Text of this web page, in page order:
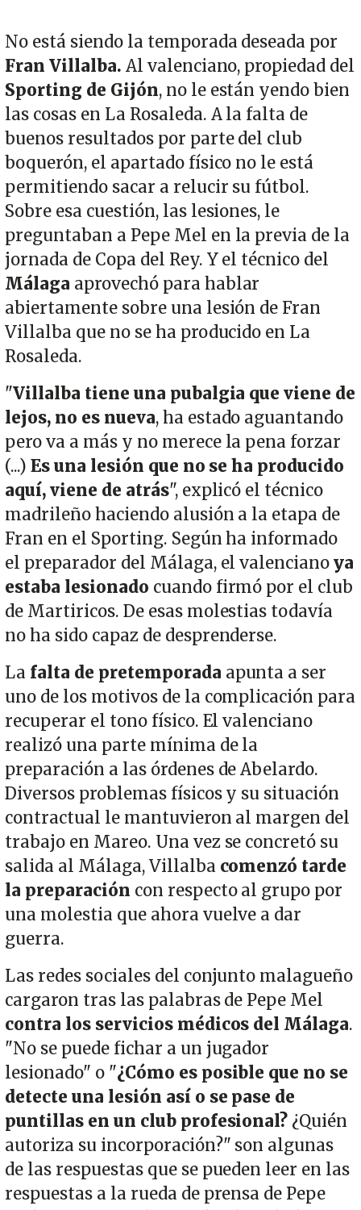
No está siendo la temporada deseada por
Fran Villalba. Al valenciano, propiedad del
Sporting de Gijón, no le están yendo bien
las cosas en La Rosaleda. A la falta de
buenos resultados por parte del club
boquerón, el apartado físico no le está
permitiendo sacar a relucir su fútbol.
Sobre esa cuestión, las lesiones, le
preguntaban a Pepe Mel en la previa de la
jornada de Copa del Rey. Y el técnico del
Málaga aprovechó para hablar
abiertamente sobre una lesión de Fran
Villalba que no se ha producido en La
Rosaleda.
"Villalba tiene una pubalgia que viene de
lejos, no es nueva, ha estado aguantando
pero va a más y no merece la pena forzar
(...) Es una lesión que no se ha producido
aquí, viene de atrás", explicó el técnico
madrileño haciendo alusión a la etapa de
Fran en el Sporting. Según ha informado
el preparador del Málaga, el valencianoya
estaba lesionado cuando firmó por el club
de Martiricos. De esas molestias todavía
no ha sido capaz de desprenderse.
La falta de pretemporada apunta a ser
uno de los motivos de la complicación para
recuperar el tono físico. El valenciano
realizó una parte mínima de la
preparación a las órdenes de Abelardo.
Diversos problemas físicos y su situación
contractual le mantuvieron al margen del
trabajo en Mareo. Una vez se concretó su
salida al Málaga, Villalba comenzó tarde
la preparación con respecto al grupo por
una molestia que ahora vuelve a dar
guerra.
Las redes sociales del conjunto malagueño
cargaron tras las palabras de Pepe Mel
contra los servicios médicos del Málaga.
"No se puede fichar a un jugador
lesionado" o "¿Cómo es posible que no se
detecte una lesión así o se pase de
puntillas en un club profesional? ¿Quién
autoriza su incorporación?" son algunas
de las respuestas que se pueden leer en las
respuestas a la rueda de prensa de Pepe